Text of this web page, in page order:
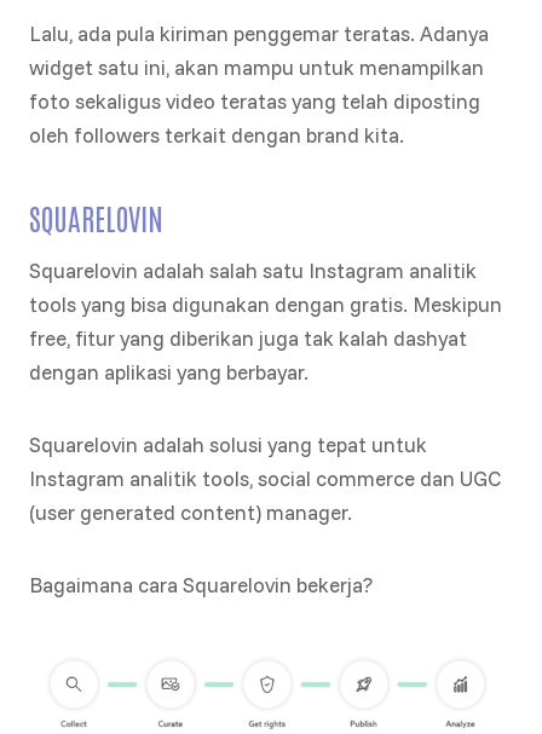
Lalu, ada pula kiriman penggemar teratas. Adanya
widget satu ini, akan mampu untuk menampilkan
foto sekaligus video teratas yang telah diposting
oleh followers terkait dengan brand kita.
SQUARELOVIN
Squarelovin adalah salah satu Instagram analitik
tools yang bisa digunakan dengan gratis. Meskipun
free, fitur yang diberikan juga tak kalah dashyat
dengan aplikasi yang berbayar.
Squarelovin adalah solusi yang tepat untuk
Instagram analitik tools, social commerce dan UGC
(user generated content) manager.
Bagaimana cara Squarelovin bekerja?